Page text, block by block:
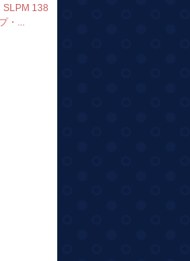
SLPM 138
・...